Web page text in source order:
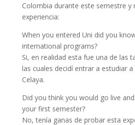
Colombia durante este semestre y
experiencia:
When you entered Uni did you
international programs?
Si, en realidad esta fue una de las
las cuales decidí entrar a estudiar
Celaya.
Did you think you would go live
your first semester?
No, tenía ganas de probar esta